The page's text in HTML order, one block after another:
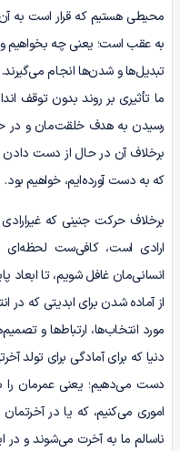
محیطی هستیم که قرار است به
به عقب است؛ یعنی چه بخواهیم
تبدیل‌ها و شدن‌ها انجام
ما تأثیری بر روند بدون توقف
رسیدن به هدف خلقت‌مان و در
برخلاف آن در حال از دست دادن
که به دست آورده‌ایم، خواهیم بود.
برخلاف حرکت جنینی که
ارادی است، کافی‌ست لحظه‌ای
انسانی‌مان غافل شویم، تا ابعاد
از آماده شدن برای ابدیتی که
مورد انتخاب‌ها، ارتباط‌ها و
دنیا که برای آمادگی برای تولد
دست می‌دهیم؛ یعنی عمرمان را
اموری می‌کنیم، که یا در آخرتمان
ناسالم ما به آخرت می‌شوند و